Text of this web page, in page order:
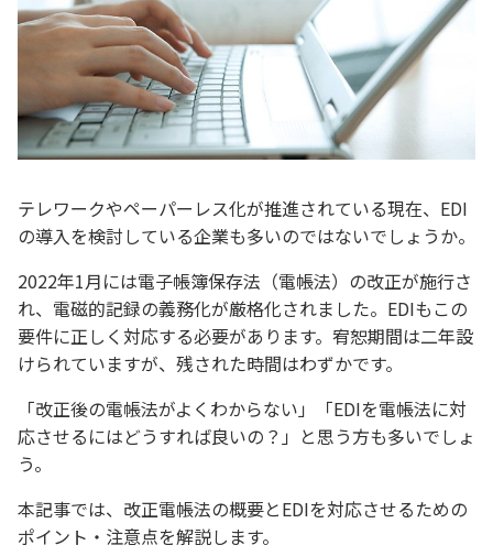
テレワークやペーパーレス化が推進されている現在、EDI
の導入を検討している企業も多いのではないでしょうか。
2022年1月には電子帳簿保存法（電帳法）の改正が施行さ
れ、電磁的記録の義務化が厳格化されました。EDIもこの
要件に正しく対応する必要があります。宥恕期間は二年設
けられていますが、残された時間はわずかです。
「改正後の電帳法がよくわからない」「EDIを電帳法に対
応させるにはどうすれば良いの？」と思う方も多いでしょ
う。
本記事では、改正電帳法の概要とEDIを対応させるための
ポイント・注意点を解説します。